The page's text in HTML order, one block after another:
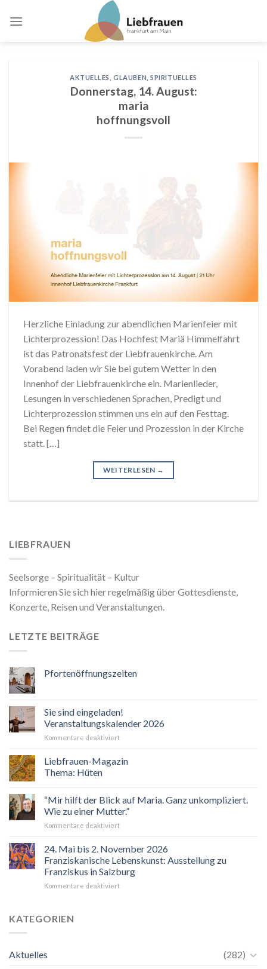
AKTUELLES ,GLAUBEN ,SPIRITUELLES
Donnerstag, 14. August:
maria
hoffnungsvoll
Herzliche Einladung zur abendlichen Marienfeier mit
Lichterprozession! Das Hochfest Mariä Himmelfahrt
ist das Patronatsfest der Liebfrauenkirche. Am
Vorabend laden wir Sie bei gutem Wetter in den
Innenhof der Liebfrauenkirche ein. Marienlieder,
Lesungen in verschiedenen Sprachen, Predigt und
Lichterprozession stimmen uns ein auf den Festtag.
Bei Regen findet die Feier und Prozession in der Kirche
statt. […]
WEITERLESEN →
LIEBFRAUEN
Seelsorge – Spiritualität – Kultur
Informieren Sie sich hier regelmäßig über Gottesdienste,
Konzerte, Reisen und Veranstaltungen.
LETZTE BEITRÄGE
Pfortenöffnungszeiten
Sie sind eingeladen!
Veranstaltungskalender 2026
Kommentare deaktiviertfür
sind
eingeladen!
Liebfrauen-Magazin
Thema: Hüten
“Mir hilft der Blick auf Maria. Ganz unkompliziert.
Wie zu einer Mutter.”
Kommentare deaktiviertfür
hilft
der
Blick
auf
Maria.
24. Mai bis 2. November 2026
Franziskanische Lebenskunst: Ausstellung zu
Franziskus in Salzburg
Kommentare deaktiviertfür
KATEGORIEN
Aktuelles
(282)